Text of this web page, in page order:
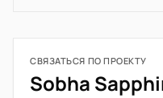
СВЯЗАТЬСЯ ПО ПРОЕКТУ
Sobha